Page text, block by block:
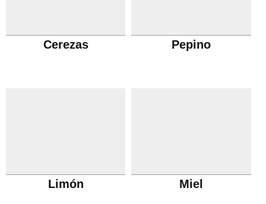
Cerezas Pepino
Limón Miel